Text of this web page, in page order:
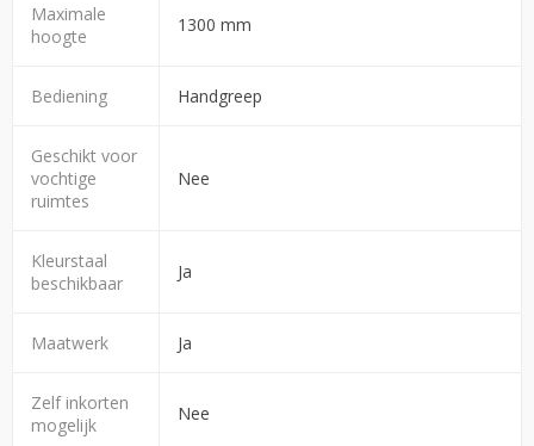
Maximale
hoogte
1300 mm
Bediening Handgreep
Geschikt voor
vochtige
ruimtes
Nee
Kleurstaal
beschikbaar
Ja
Maatwerk Ja
Zelf inkorten
mogelijk
Nee